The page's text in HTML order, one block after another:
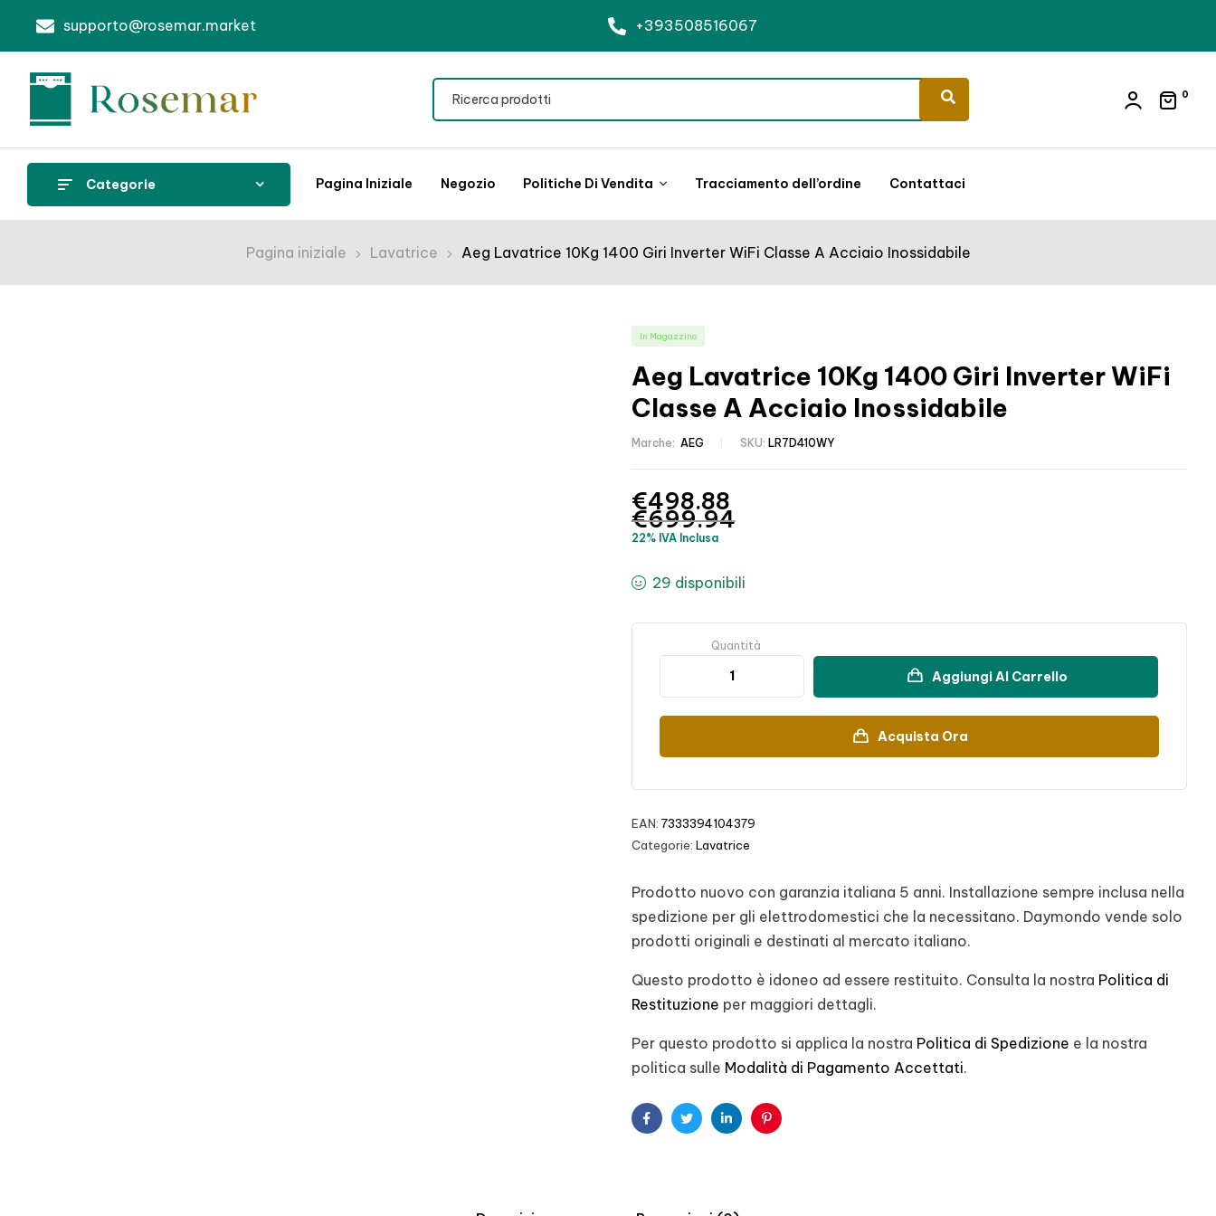
supporto@rosemar.market +393508516067
0
Categorie Pagina Iniziale Negozio Politiche Di Vendita Tracciamento dell’ordine Contattaci
Pagina iniziale Lavatrice Aeg Lavatrice 10Kg 1400 Giri Inverter WiFi Classe A Acciaio Inossidabile
In Magazzino
Aeg Lavatrice 10Kg 1400 Giri Inverter WiFi
Classe A Acciaio Inossidabile
Marche: AEG SKU: LR7D410WY
€699.94
€498.88
22% IVA Inclusa
29 disponibili
Quantità
Aggiungi Al Carrello
Acquista Ora
EAN: 7333394104379
Categorie: Lavatrice
Prodotto nuovo con garanzia italiana 5 anni. Installazione sempre inclusa nella
spedizione per gli elettrodomestici che la necessitano. Daymondo vende solo
prodotti originali e destinati al mercato italiano.
Questo prodotto è idoneo ad essere restituito. Consulta la nostra Politica di
Restituzione per maggiori dettagli.
Per questo prodotto si applica la nostra Politica di Spedizione e la nostra
politica sulle Modalità di Pagamento Accettati.
FacebookTwitterLinkedinPinterest